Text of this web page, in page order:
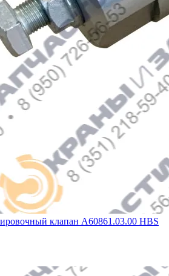
клапан A60861.03.00 HBS